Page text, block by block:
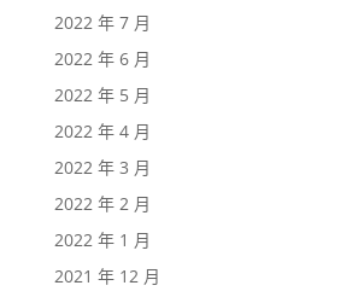
2022 年 7 月
2022 年 6 月
2022 年 5 月
2022 年 4 月
2022 年 3 月
2022 年 2 月
2022 年 1 月
2021 年 12 月